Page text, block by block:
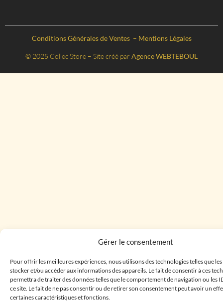
Gérer le consentement
Pour offrir les meilleures expériences, nous utilisons des technologies telles que
stocker et/ou accéder aux informations des appareils. Le fait de consentir à ces
permettra de traiter des données telles que le comportement de navigation ou les
ce site. Le fait de ne pas consentir ou de retirer son consentement peut avoir un
certaines caractéristiques et fonctions.
Conditions Générales de Ventes – Mentions Légales
© 2025 Collec Store – Site créé par Agence WEBTEBOUL